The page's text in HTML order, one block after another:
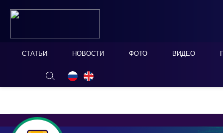
СТАТЬИ НОВОСТИ ФОТО ВИДЕО
ОНЛАЙН ТАБЛО СКРЫТЬ